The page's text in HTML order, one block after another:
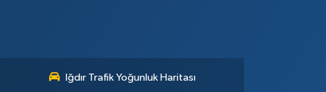
Iğdır Trafik Yoğunluk Haritası